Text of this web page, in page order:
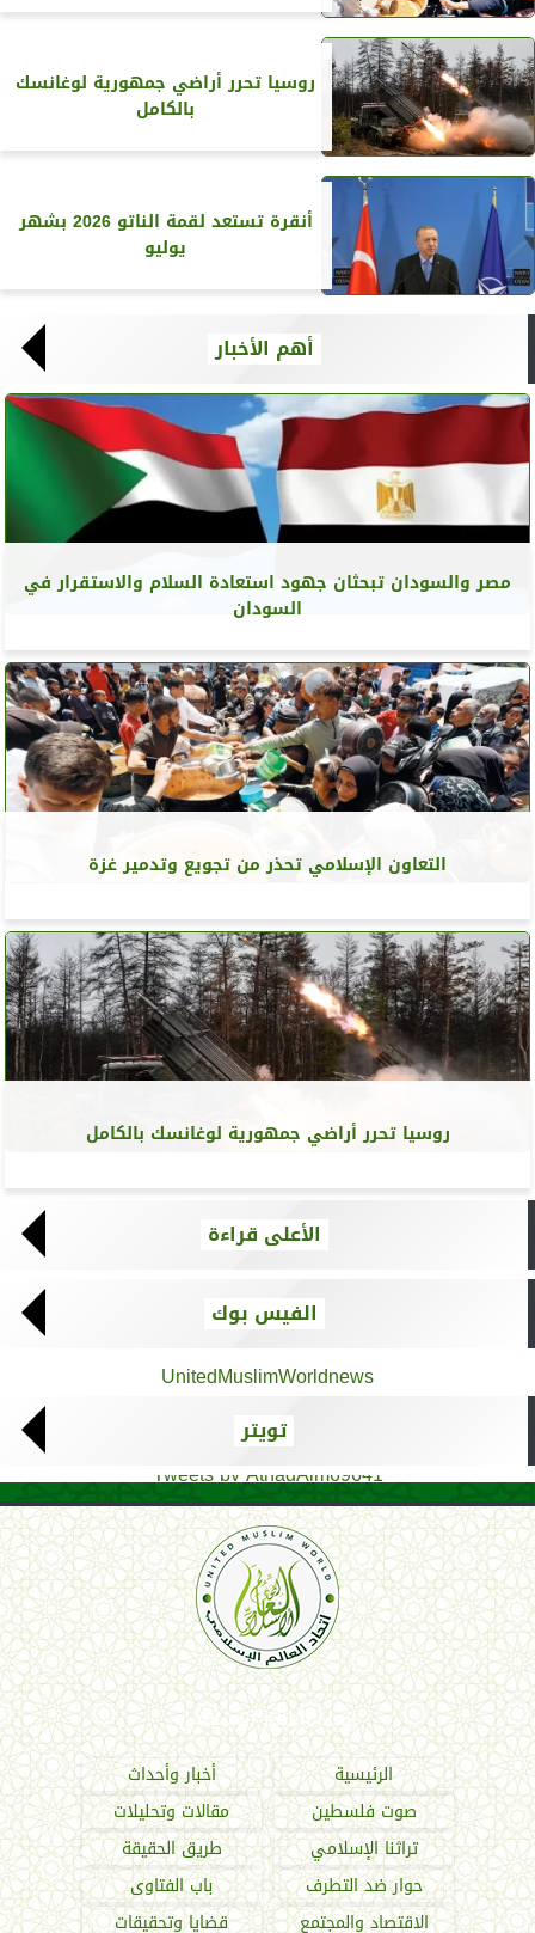
روسيا تحرر أراضي جمهورية لوغانسك
بالكامل
أنقرة تستعد لقمة الناتو 2026 بشهر
يوليو
أهم الأخبار
مصر والسودان تبحثان جهود استعادة السلام والاستقرار في
السودان
التعاون الإسلامي تحذر من تجويع وتدمير غزة
روسيا تحرر أراضي جمهورية لوغانسك بالكامل
الأعلى قراءة
الفيس بوك
UnitedMuslimWorldnews
تويتر
Tweets by AthadAlm69641
اتحاد العالم الإسلامي
الرئيسية
أخبار وأحداث
صوت فلسطين
مقالات وتحليلات
تراثنا الإسلامي
طريق الحقيقة
حوار ضد التطرف
باب الفتاوى
الاقتصاد والمجتمع
قضايا وتحقيقات